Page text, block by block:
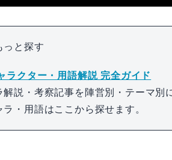
っと探す
ラクター・用語解説 完全ガイド
解説・考察記事を陣営別・テーマ別
・用語はここから探せます。